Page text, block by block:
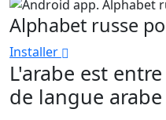
Alphabet russe
Installer
L'arabe est
de langue arabe